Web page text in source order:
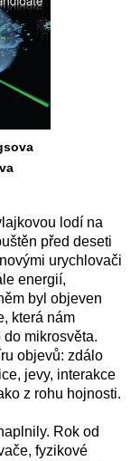
lodí na
před deseti
urychlovači
energií,
byl objeven
která nám
mikrosvěta.
objevů: zdálo
jevy, interakce
z rohu hojnosti.
Rok od
fyzikové